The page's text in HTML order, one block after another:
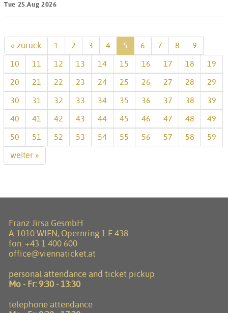
Tue 25.Aug 2026
« zurück 1 2 3 4 5 6 7 8
9
10
11 12 13 14 15 16 17 18
19
20
21 22 23 24 25 26 27 28
29
30
31 32 33 34 35 36 37 38
39
40
41 42 43 44 45 46 47 48
49
50
51 52 53 54 55 56 57 58
59
weiter »
Franz Jirsa GesmbH
A-1010 WIEN, Opernring 1 E 438
fon: +43 1 400 600
office@viennaticket.at
personal attendance and ticket pickup
Mo - Fr: 9:30 - 13:30
telephone attendance